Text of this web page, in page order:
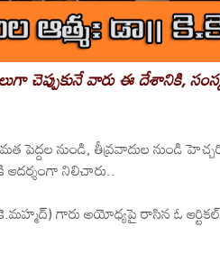
చెప్పుకునే వారు ఈ దేశానికి,
పెద్దల నుండి, తీవ్రవాదుల నుండి
ఆదర్శంగా నిలిచారు..
గారు అయోధ్యపై రాసిన ఓ